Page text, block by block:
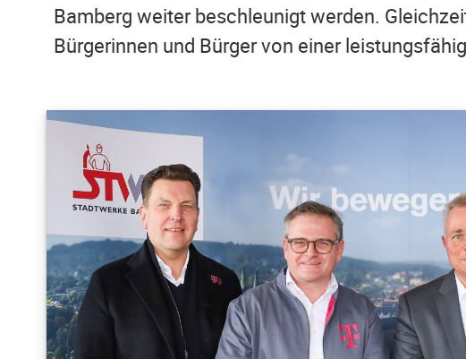
Bamberg weiter beschleunigt werden.
Bürgerinnen und Bürger von einer